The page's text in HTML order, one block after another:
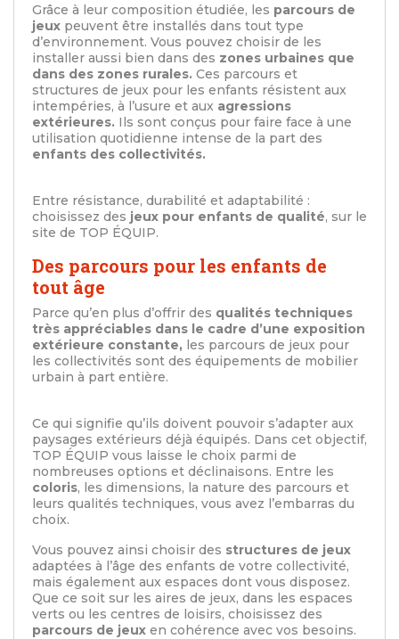
Grâce à leur composition étudiée, les parcours de
jeux peuvent être installés dans tout type
d’environnement. Vous pouvez choisir de les
installer aussi bien dans des zones urbaines que
dans des zones rurales. Ces parcours et
structures de jeux pour les enfants résistent aux
intempéries, à l’usure et aux agressions
extérieures. Ils sont conçus pour faire face à une
utilisation quotidienne intense de la part des
enfants des collectivités.
Entre résistance, durabilité et adaptabilité :
choisissez des jeux pour enfants de qualité, sur le
site de TOP ÉQUIP.
Des parcours pour les enfants de
tout âge
Parce qu’en plus d’offrir des qualités techniques
très appréciables dans le cadre d’une exposition
extérieure constante, les parcours de jeux pour
les collectivités sont des équipements de mobilier
urbain à part entière.
Ce qui signifie qu’ils doivent pouvoir s’adapter aux
paysages extérieurs déjà équipés. Dans cet objectif,
TOP ÉQUIP vous laisse le choix parmi de
nombreuses options et déclinaisons. Entre les
coloris, les dimensions, la nature des parcours et
leurs qualités techniques, vous avez l’embarras du
choix.
Vous pouvez ainsi choisir des structures de jeux
adaptées à l’âge des enfants de votre collectivité,
mais également aux espaces dont vous disposez.
Que ce soit sur les aires de jeux, dans les espaces
verts ou les centres de loisirs, choisissez des
parcours de jeux en cohérence avec vos besoins.